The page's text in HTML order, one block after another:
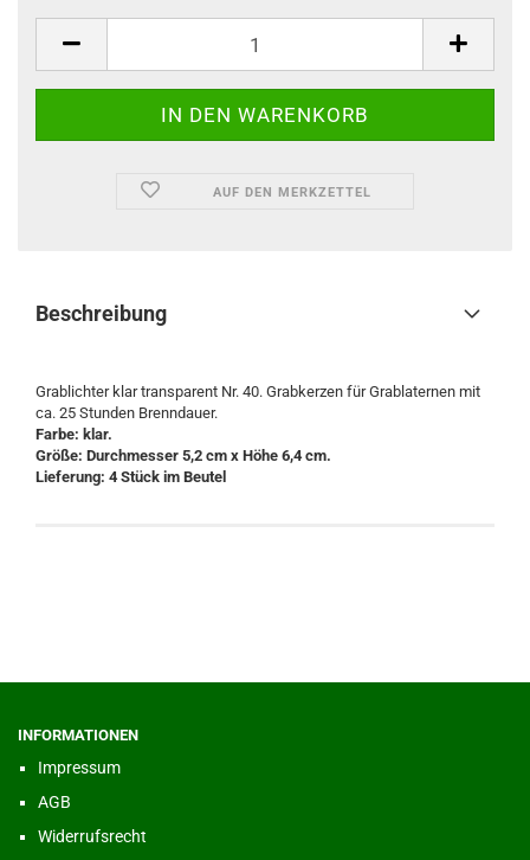
AUF DEN MERKZETTEL
Beschreibung
Grablichter klar transparent Nr. 40. Grabkerzen für Grablaternen mit
ca. 25 Stunden Brenndauer.
Farbe: klar.
Größe: Durchmesser 5,2 cm x Höhe 6,4 cm.
Lieferung: 4 Stück im Beutel
INFORMATIONEN
Impressum
AGB
Widerrufsrecht